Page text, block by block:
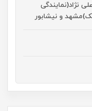
نژاد(نمایندگی
و نیشابور